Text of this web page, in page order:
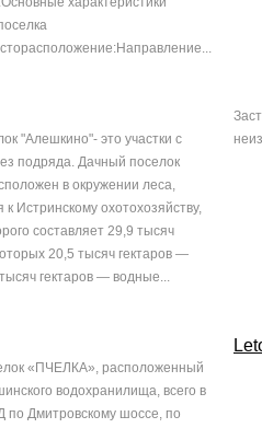
"Алешкино"- это участки с
подряда. Дачный поселок
в окружении леса,
к Истринскому охотохозяйству,
составляет 29,9 тысяч
20,5 тысяч гектаров —
гектаров — водные...
«ПЧЕЛКА», расположенный
водохранилища, всего в
по Дмитровскому шоссе, по